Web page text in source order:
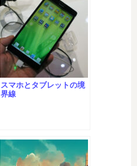
スマホとタブレットの境
界線